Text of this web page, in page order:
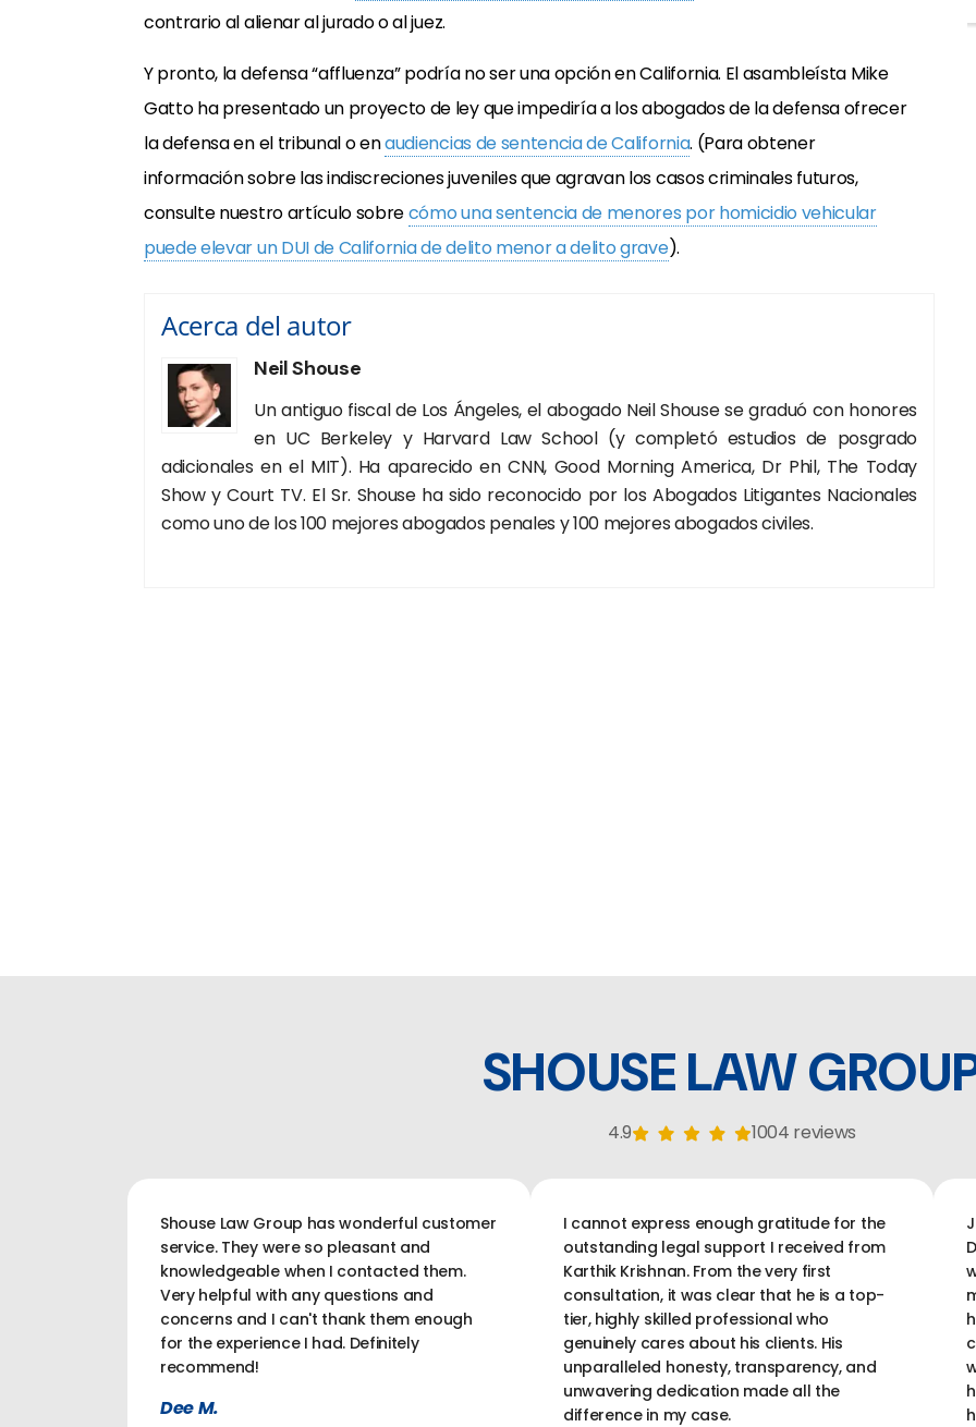
contrario al alienar al jurado o al juez.
Y pronto, la defensa “affluenza” podría no ser una opción en California. El asambleísta Mike
Gatto ha presentado un proyecto de ley que impediría a los abogados de la defensa ofrecer
la defensa en el tribunal o enaudiencias de sentencia de California. (Para obtener
información sobre las indiscreciones juveniles que agravan los casos criminales futuros,
consulte nuestro artículo sobrecómo una sentencia de menores por homicidio vehicular
puede elevar un DUI de California de delito menor a delito grave).
Acerca del autor
Neil Shouse
Un antiguo fiscal de Los Ángeles, el abogado Neil Shouse se graduó con honores
en UC Berkeley y Harvard Law School (y completó estudios de posgrado
adicionales en el MIT). Ha aparecido en CNN, Good Morning America, Dr Phil, The Today
Show y Court TV. El Sr. Shouse ha sido reconocido por los Abogados Litigantes Nacionales
como uno de los 100 mejores abogados penales y 100 mejores abogados civiles.
SHOUSE LAW
4.9 1004 reviews
Shouse Law Group has wonderful customer
service. They were so pleasant and
knowledgeable when I contacted them.
Very helpful with any questions and
concerns and I can't thank them enough
for the experience I had. Definitely
recommend!
Dee M.
I cannot express enough gratitude for the
outstanding legal support I received from
Karthik Krishnan. From the very first
consultation, it was clear that he is a top-
tier, highly skilled professional who
genuinely cares about his clients. His
unparalleled honesty, transparency, and
unwavering dedication made all the
difference in my case.